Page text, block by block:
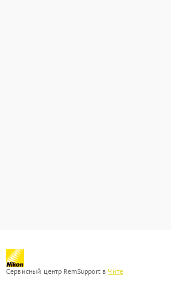
Сервисный центр RemSupport в Чите